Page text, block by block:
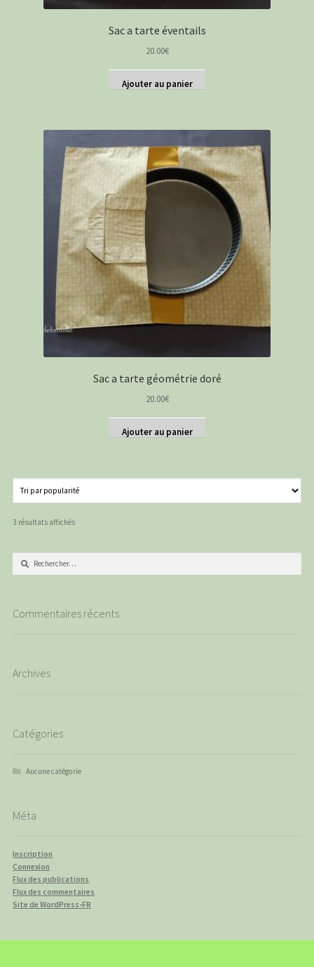
Sac a tarte éventails
20.00€
Ajouter au panier
Sac a tarte géométrie doré
20.00€
Ajouter au panier
3 résultats affichésTrié
Rechercher :
Commentaires récents
Archives
Catégories
Aucune catégorie
Méta
Inscription
Connexion
Flux des publications
Flux des commentaires
Site de WordPress-FR